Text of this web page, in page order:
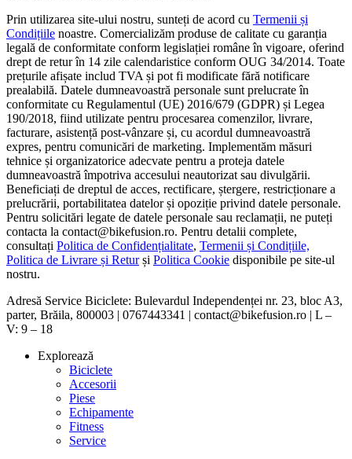
Prin utilizarea site-ului nostru, sunteți de acord cu Termenii și
Condițiile noastre. Comercializăm produse de calitate cu garanția
legală de conformitate conform legislației române în vigoare, oferind
drept de retur în 14 zile calendaristice conform OUG 34/2014. Toate
prețurile afișate includ TVA și pot fi modificate fără notificare
prealabilă. Datele dumneavoastră personale sunt prelucrate în
conformitate cu Regulamentul (UE) 2016/679 (GDPR) și Legea
190/2018, fiind utilizate pentru procesarea comenzilor, livrare,
facturare, asistență post-vânzare și, cu acordul dumneavoastră
expres, pentru comunicări de marketing. Implementăm măsuri
tehnice și organizatorice adecvate pentru a proteja datele
dumneavoastră împotriva accesului neautorizat sau divulgării.
Beneficiați de dreptul de acces, rectificare, ștergere, restricționare a
prelucrării, portabilitatea datelor și opoziție privind datele personale.
Pentru solicitări legate de datele personale sau reclamații, ne puteți
contacta la contact@bikefusion.ro. Pentru detalii complete,
consultați Politica de Confidențialitate, Termenii și Condițiile,
Politica de Livrare și Returși Politica Cookie disponibile pe site-ul
nostru.
Adresă Service Biciclete: Bulevardul Independenței nr. 23, bloc A3,
parter, Brăila, 800003 | 0767443341 | contact@bikefusion.ro | L –
V: 9 – 18
Explorează
Biciclete
Accesorii
Piese
Echipamente
Fitness
Service